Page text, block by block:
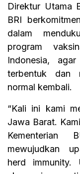
Direktur Utama
BRI
dalam
program
Indonesia,
terbentuk dan
normal kembali.
“Kali ini kami
Jawa Barat.
Kementerian
mewujudkan
herd immunity.